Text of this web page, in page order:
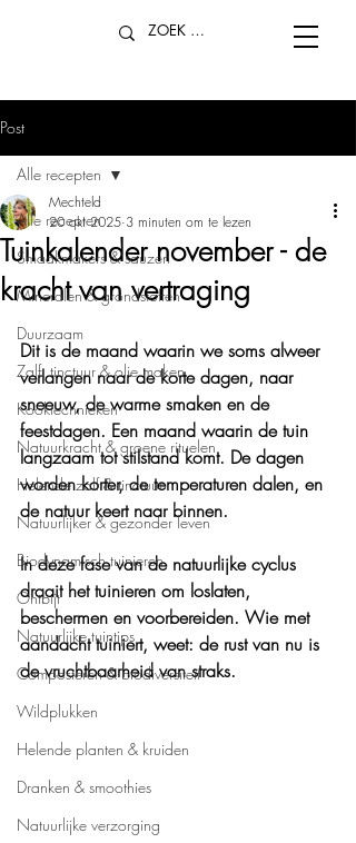
Post
Alle recepten
Smaakmakers & sauzen
Mineralen & grondstoffen
Duurzaam
Zalf, tinctuur & olie maken
Kooktechnieken
Natuurkracht & groene rituelen
Helende zalf & tinctuur
Natuurlijker & gezonder leven
Biodynamisch tuinieren
Ontbijt
Natuurlijke tuintips
Composteren & biodiversiteit
Wildplukken
Helende planten & kruiden
Dranken & smoothies
Natuurlijke verzorging
Alle recepten
Tuinkalender november - de
kracht van vertraging
Mechteld
20 okt 2025 3 minuten om te lezen
Dit is de maand waarin we soms alweer
verlangen naar de korte dagen, naar
sneeuw, de warme smaken en de
feestdagen. Een maand waarin de tuin
langzaam tot stilstand komt. De dagen
worden korter, de temperaturen dalen, en
de natuur keert naar binnen.
In deze fase van de natuurlijke cyclus
draait het tuinieren om loslaten,
beschermen en voorbereiden. Wie met
aandacht tuiniert, weet: de rust van nu is
de vruchtbaarheid van straks.